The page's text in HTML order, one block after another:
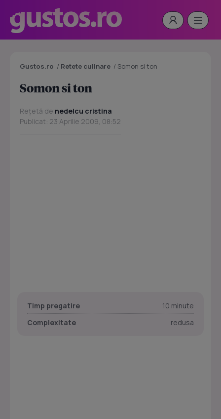
Gustos.ro / Retete culinare / Somon si ton
Somon si ton
Rețetă de nedelcu cristina
Publicat: 23 Aprilie 2009, 08:52
Timp pregatire
10 minute
Complexitate
redusa